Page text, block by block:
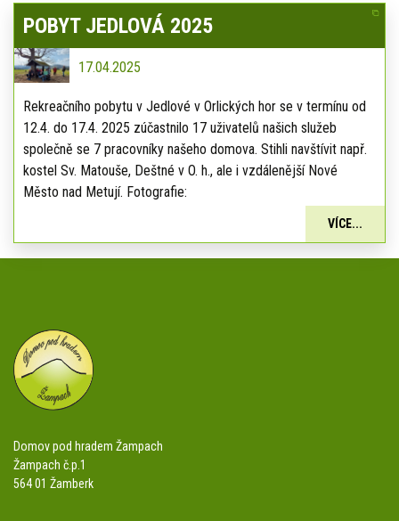
POBYT JEDLOVÁ 2025
17.04.2025
Rekreačního pobytu v Jedlové v Orlických hor se v termínu od
12.4. do 17.4. 2025 zúčastnilo 17 uživatelů našich služeb
společně se 7 pracovníky našeho domova. Stihli navštívit např.
kostel Sv. Matouše, Deštné v O. h., ale i vzdálenější Nové
Město nad Metují. Fotografie:
VÍCE...
Domov pod hradem Žampach
Žampach č.p.1
564 01 Žamberk